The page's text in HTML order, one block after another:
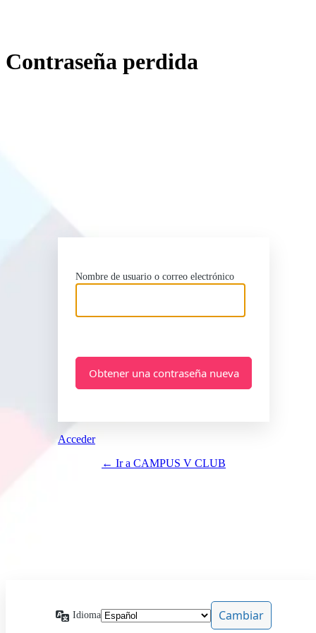
Contraseña perdida
Nombre de usuario o correo electrónico
Acceder
← Ir a CAMPUS V CLUB
Idioma